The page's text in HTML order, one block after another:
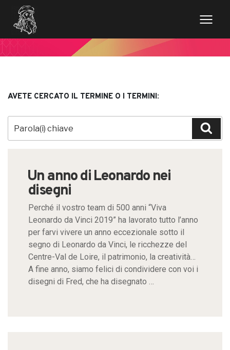
AVETE CERCATO IL TERMINE O I TERMINI:
Search
for:
Un anno di Leonardo nei
disegni
Perché il vostro team di 500 anni “Viva
Leonardo da Vinci 2019” ha lavorato tutto l’anno
per farvi vivere un anno eccezionale sotto il
segno di Leonardo da Vinci, le ricchezze del
Centre-Val de Loire, il patrimonio, la creatività…
A fine anno, siamo felici di condividere con voi i
disegni di Fred, che ha disegnato …